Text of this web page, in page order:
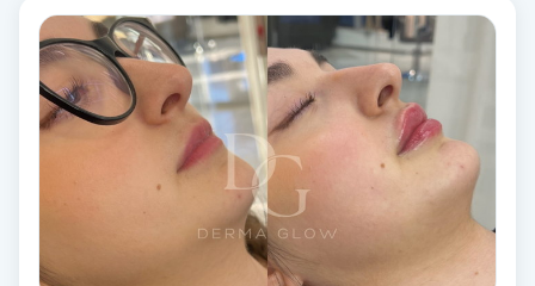
Skalpmassage
Skinbooster